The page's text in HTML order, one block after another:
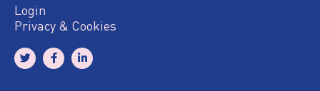
Login
Privacy & Cookies